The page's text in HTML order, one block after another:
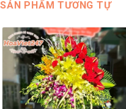
thời mang ý nghĩa của
Sự đa dạng về loại hoa
Hàng tạo nên một tổng thể
vọng trong một bước khởi
quà tươi đẹp và ý nghĩa để
người nhận trong dịp quan
SẢN PHẨM TƯƠNG TỰ